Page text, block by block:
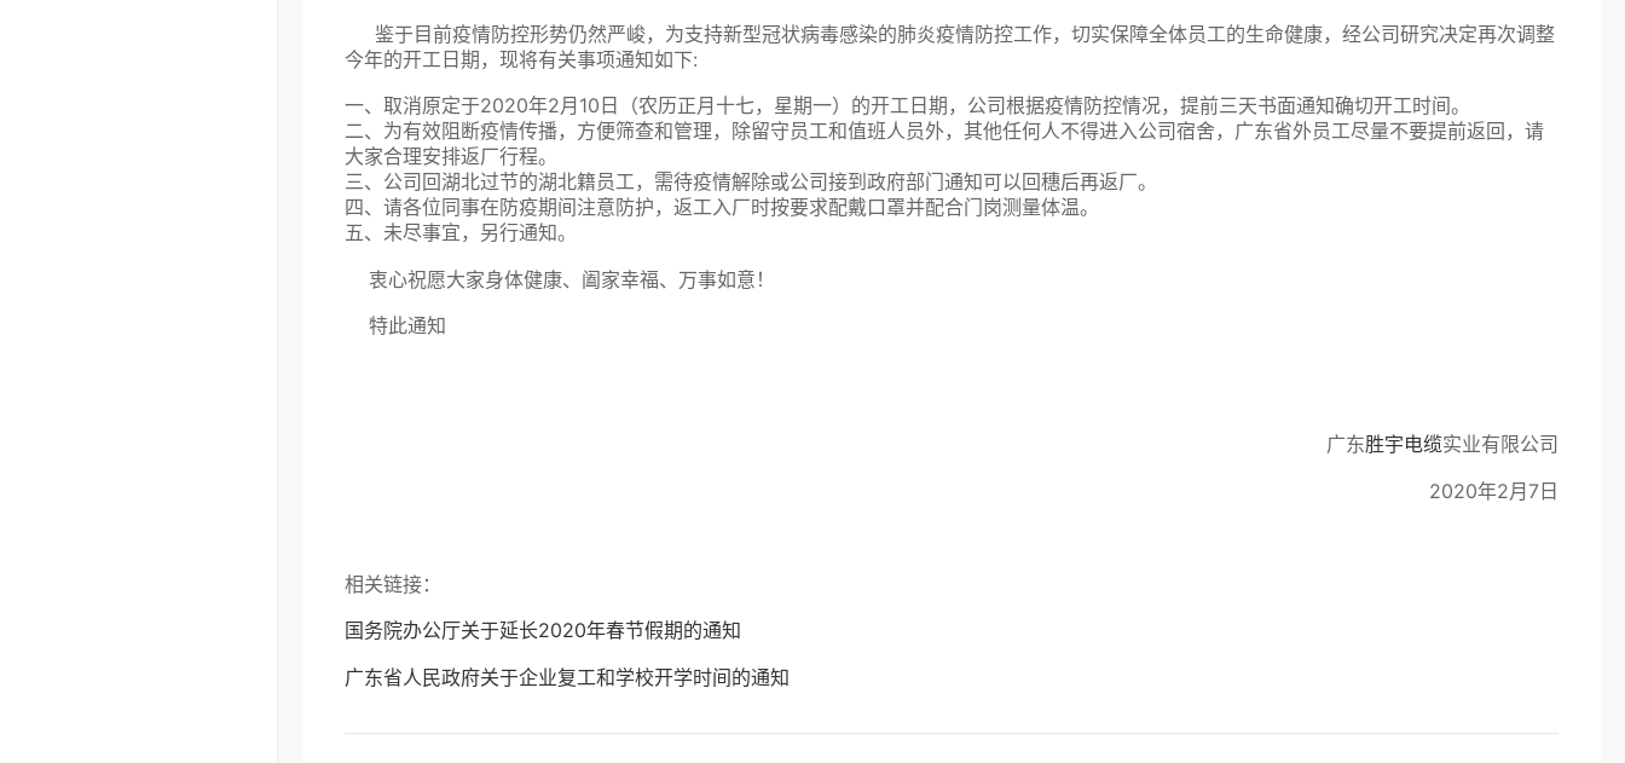
鉴于目前疫情防控形势仍然严峻，为支持新型冠状病毒感染的肺炎疫情防控工作，切实保障全体员工的生命健康，经公司研究决定再次调整
今年的开工日期，现将有关事项通知如下:
一、取消原定于2020年2月10日（农历正月十七，星期一）的开工日期，公司根据疫情防控情况，提前三天书面通知确切开工时间。
二、为有效阻断疫情传播，方便筛查和管理，除留守员工和值班人员外，其他任何人不得进入公司宿舍，广东省外员工尽量不要提前返回，请
大家合理安排返厂行程。
三、公司回湖北过节的湖北籍员工，需待疫情解除或公司接到政府部门通知可以回穗后再返厂。
四、请各位同事在防疫期间注意防护，返工入厂时按要求配戴口罩并配合门岗测量体温。
五、未尽事宜，另行通知。
衷心祝愿大家身体健康、阖家幸福、万事如意！
特此通知
广东胜宇电缆实业有限公司
2020年2月7日
相关链接：
国务院办公厅关于延长2020年春节假期的通知
广东省人民政府关于企业复工和学校开学时间的通知